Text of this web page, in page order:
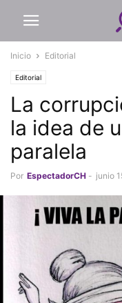
Inicio Editorial
Editorial
La
la idea de
paralela
Por EspectadorCH - junio